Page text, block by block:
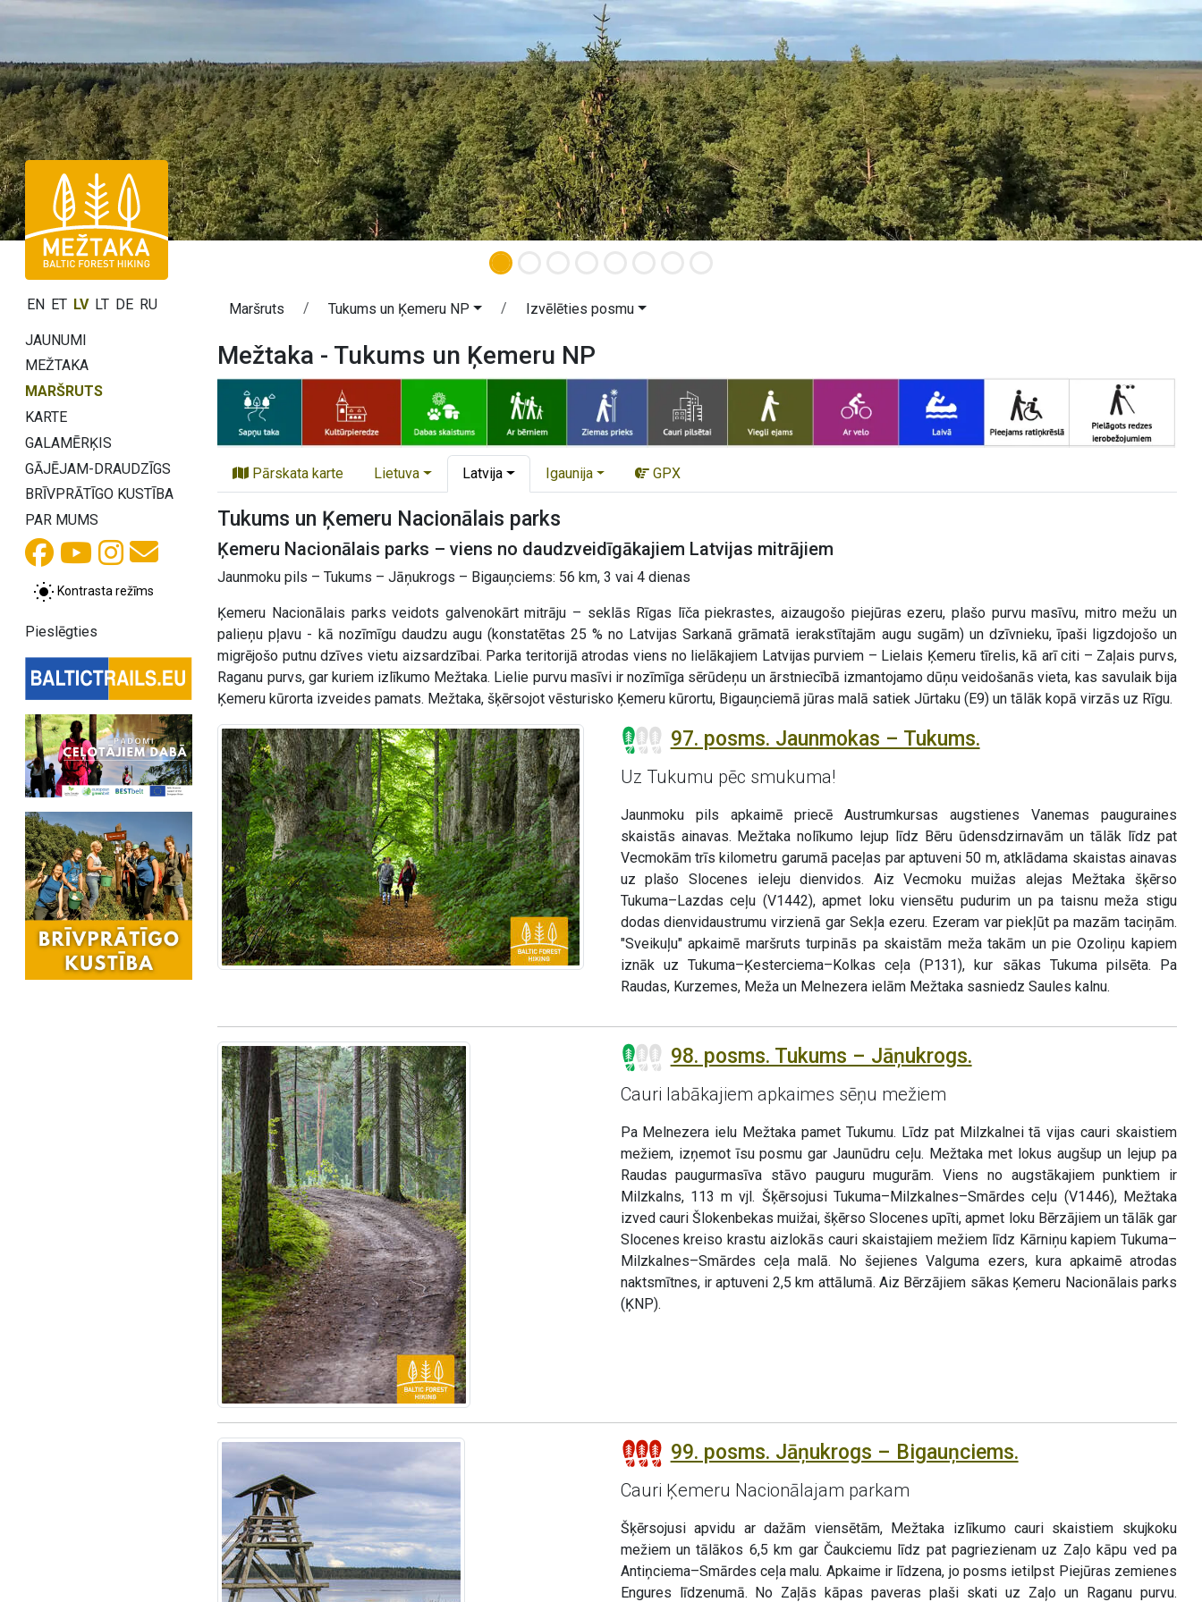
EN ET LV LT DE RU
JAUNUMI
MEŽTAKA
MARŠRUTS
KARTE
GALAMĒRĶIS
GĀJĒJAM-DRAUDZĪGS
BRĪVPRĀTĪGO KUSTĪBA
PAR MUMS
Kontrasta režīms
Pieslēgties
Maršruts Tukums un Ķemeru NP Izvēlēties posmu
Mežtaka - Tukums un Ķemeru NP
Pārskata karte Lietuva Latvija Igaunija GPX
Tukums un Ķemeru Nacionālais parks
Ķemeru Nacionālais parks – viens no daudzveidīgākajiem Latvijas mitrājiem
Jaunmoku pils – Tukums – Jāņukrogs – Bigauņciems: 56 km, 3 vai 4 dienas
Ķemeru Nacionālais parks veidots galvenokārt mitrāju – seklās Rīgas līča piekrastes, aizaugošo piejūras ezeru, plašo purvu masīvu, mitro mežu un
palieņu pļavu - kā nozīmīgu daudzu augu (konstatētas 25 % no Latvijas Sarkanā grāmatā ierakstītajām augu sugām) un dzīvnieku, īpaši ligzdojošo un
migrējošo putnu dzīves vietu aizsardzībai. Parka teritorijā atrodas viens no lielākajiem Latvijas purviem – Lielais Ķemeru tīrelis, kā arī citi – Zaļais purvs,
Raganu purvs, gar kuriem izlīkumo Mežtaka. Lielie purvu masīvi ir nozīmīga sērūdeņu un ārstniecībā izmantojamo dūņu veidošanās vieta, kas savulaik bija
Ķemeru kūrorta izveides pamats. Mežtaka, šķērsojot vēsturisko Ķemeru kūrortu, Bigauņciemā jūras malā satiek Jūrtaku (E9) un tālāk kopā virzās uz Rīgu.
97. posms. Jaunmokas – Tukums.
Uz Tukumu pēc smukuma!
Jaunmoku pils apkaimē priecē Austrumkursas augstienes Vanemas pauguraines
skaistās ainavas. Mežtaka nolīkumo lejup līdz Bēru ūdensdzirnavām un tālāk līdz pat
Vecmokām trīs kilometru garumā paceļas par aptuveni 50 m, atklādama skaistas ainavas
uz plašo Slocenes ieleju dienvidos. Aiz Vecmoku muižas alejas Mežtaka šķērso
Tukuma–Lazdas ceļu (V1442), apmet loku viensētu pudurim un pa taisnu meža stigu
dodas dienvidaustrumu virzienā gar Sekļa ezeru. Ezeram var piekļūt pa mazām taciņām.
"Sveikuļu" apkaimē maršruts turpinās pa skaistām meža takām un pie Ozoliņu kapiem
iznāk uz Tukuma–Ķesterciema–Kolkas ceļa (P131), kur sākas Tukuma pilsēta. Pa
Raudas, Kurzemes, Meža un Melnezera ielām Mežtaka sasniedz Saules kalnu.
98. posms. Tukums – Jāņukrogs.
Cauri labākajiem apkaimes sēņu mežiem
Pa Melnezera ielu Mežtaka pamet Tukumu. Līdz pat Milzkalnei tā vijas cauri skaistiem
mežiem, izņemot īsu posmu gar Jaunūdru ceļu. Mežtaka met lokus augšup un lejup pa
Raudas paugurmasīva stāvo pauguru mugurām. Viens no augstākajiem punktiem ir
Milzkalns, 113 m vjl. Šķērsojusi Tukuma–Milzkalnes–Smārdes ceļu (V1446), Mežtaka
izved cauri Šlokenbekas muižai, šķērso Slocenes upīti, apmet loku Bērzājiem un tālāk gar
Slocenes kreiso krastu aizlokās cauri skaistajiem mežiem līdz Kārniņu kapiem Tukuma–
Milzkalnes–Smārdes ceļa malā. No šejienes Valguma ezers, kura apkaimē atrodas
naktsmītnes, ir aptuveni 2,5 km attālumā. Aiz Bērzājiem sākas Ķemeru Nacionālais parks
(ĶNP).
99. posms. Jāņukrogs – Bigauņciems.
Cauri Ķemeru Nacionālajam parkam
Šķērsojusi apvidu ar dažām viensētām, Mežtaka izlīkumo cauri skaistiem skujkoku
mežiem un tālākos 6,5 km gar Čaukciemu līdz pat pagriezienam uz Zaļo kāpu ved pa
Antiņciema–Smārdes ceļa malu. Apkaime ir līdzena, jo posms ietilpst Piejūras zemienes
Engures līdzenumā. No Zaļās kāpas paveras plaši skati uz Zaļo un Raganu purvu.